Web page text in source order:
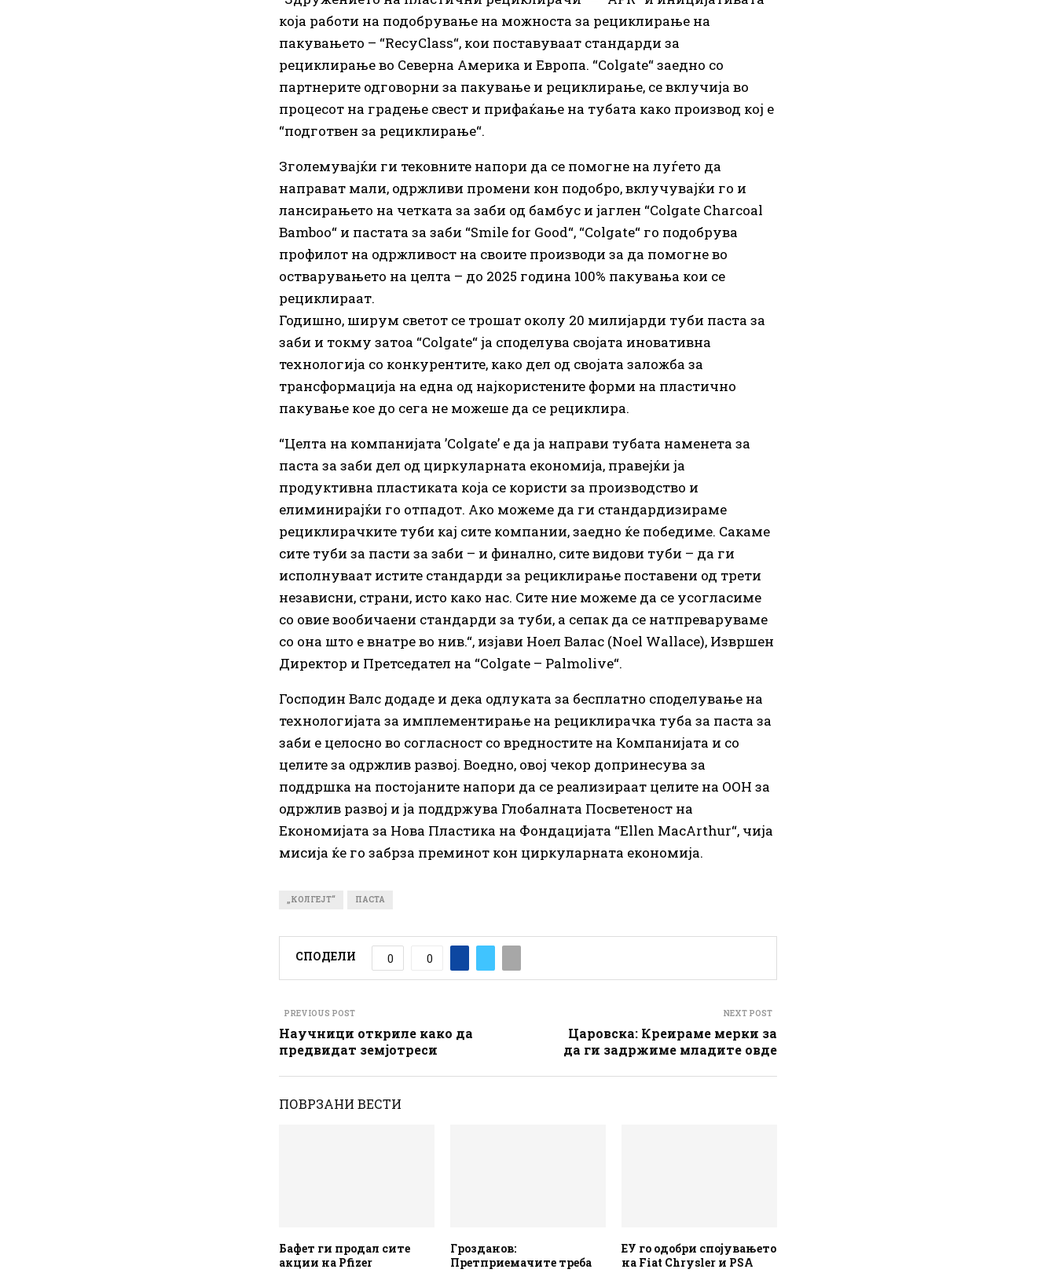
која работи на подобрување на можноста за рециклирање на
пакувањето – “RecyClass“, кои поставуваат стандарди за
рециклирање во Северна Америка и Европа. “Colgate“ заедно со
партнерите одговорни за пакување и рециклирање, се вклучија во
процесот на градење свест и прифаќање на тубата како производ кој е
“подготвен за рециклирање“.
Зголемувајќи ги тековните напори да се помогне на луѓето да
направат мали, одржливи промени кон подобро, вклучувајќи го и
лансирањето на четката за заби од бамбус и јаглен “Colgate Charcoal
Bamboo“ и пастата за заби “Smile for Good“, “Colgate“ го подобрува
профилот на одржливост на своите производи за да помогне во
остварувањето на целта – до 2025 година 100% пакувања кои се
рециклираат.
Годишно, ширум светот се трошат околу 20 милијарди туби паста за
заби и токму затоа “Colgate“ ја споделува својата иновативна
технологија со конкурентите, како дел од својата заложба за
трансформација на една од најкористените форми на пластично
пакување кое до сега не можеше да се рециклира.
“Целта на компанијата ’Colgate’ е да ја направи тубата наменета за
паста за заби дел од циркуларната економија, правејќи ја
продуктивна пластиката која се користи за производство и
елиминирајќи го отпадот. Ако можеме да ги стандардизираме
рециклирачките туби кај сите компании, заедно ќе победиме. Сакаме
сите туби за пасти за заби – и финално, сите видови туби – да ги
исполнуваат истите стандарди за рециклирање поставени од трети
независни, страни, исто како нас. Сите ние можеме да се усогласиме
со овие вообичаени стандарди за туби, а сепак да се натпреваруваме
со она што е внатре во нив.“, изјави Ноел Валас (Noel Wallace), Извршен
Директор и Претседател на “Colgate – Palmolive“.
Господин Валс додаде и дека одлуката за бесплатно споделување на
технологијата за имплементирање на рециклирачка туба за паста за
заби е целосно во согласност со вредностите на Компанијата и со
целите за одржлив развој. Воедно, овој чекор допринесува за
поддршка на постојаните напори да се реализираат целите на ООН за
одржлив развој и ја поддржува Глобалната Посветеност на
Економијата за Нова Пластика на Фондацијата “Ellen MacArthur“, чија
мисија ќе го забрза преминот кон циркуларната економија.
„КОЛГЕЈТ“ ПАСТА
СПОДЕЛИ 0 0
PREVIOUS POST
Научници откриле како да
предвидат земјотреси
NEXT POST
Царовска: Креираме мерки за
да ги задржиме младите овде
ПОВРЗАНИ ВЕСТИ
Бафет ги продал сите
акции на Pfizer
Грозданов:
Претприемачите треба
ЕУ го одобри спојувањето
на Fiat Chrysler и PSA